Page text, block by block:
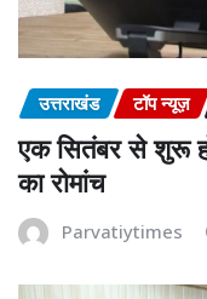
उत्तराखंड टॉप न्यूज़
एक सितंबर से शुरू
का रोमांच
Parvatiytimes